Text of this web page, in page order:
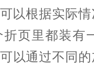
以根据实际
页里都装有
以通过不同